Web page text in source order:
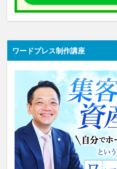
ワードプレス制作講座